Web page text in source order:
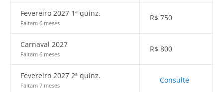
Fevereiro 2027 1ª quinz.
Faltam 6 meses
R$ 750
Carnaval 2027
Faltam 6 meses
R$ 800
Fevereiro 2027 2ª quinz.
Faltam 7 meses
Consulte